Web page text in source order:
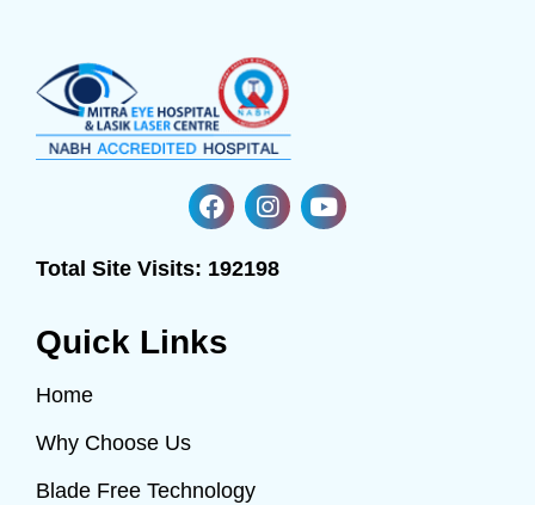
Total Site Visits: 192198
Quick Links
Home
Why Choose Us
Blade Free Technology